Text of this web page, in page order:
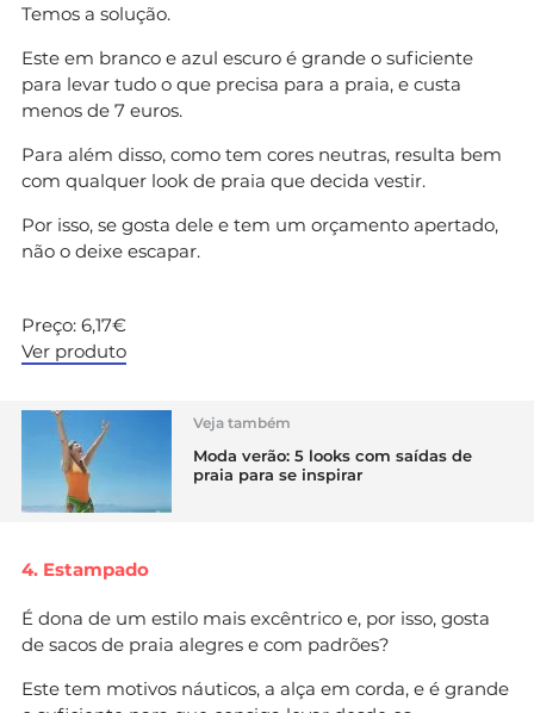
Temos a solução.
Este em branco e azul escuro é grande o suficiente
para levar tudo o que precisa para a praia, e custa
menos de 7 euros.
Para além disso, como tem cores neutras, resulta bem
com qualquer look de praia que decida vestir.
Por isso, se gosta dele e tem um orçamento apertado,
não o deixe escapar.
Preço: 6,17€
Ver produto
Veja também
Moda verão: 5 looks com saídas de
praia para se inspirar
4. Estampado
É dona de um estilo mais excêntrico e, por isso, gosta
de sacos de praia alegres e com padrões?
Este tem motivos náuticos, a alça em corda, e é grande